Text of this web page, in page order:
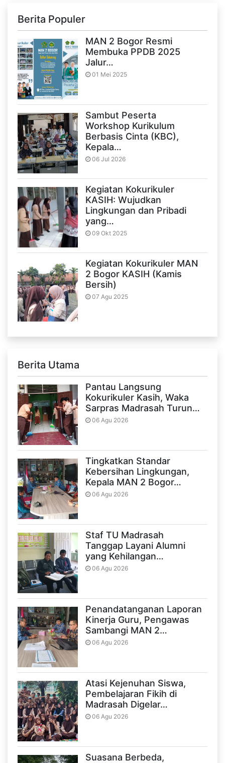
Berita Populer
MAN 2 Bogor Resmi
Membuka PPDB 2025
Jalur…
01 Mei 2025
Sambut Peserta
Workshop Kurikulum
Berbasis Cinta (KBC),
Kepala…
06 Jul 2026
Kegiatan Kokurikuler
KASIH: Wujudkan
Lingkungan dan Pribadi
yang…
09 Okt 2025
Kegiatan Kokurikuler MAN
2 Bogor KASIH (Kamis
Bersih)
07 Agu 2025
Berita Utama
Pantau Langsung
Kokurikuler Kasih, Waka
Sarpras Madrasah Turun…
06 Agu 2026
Tingkatkan Standar
Kebersihan Lingkungan,
Kepala MAN 2 Bogor…
06 Agu 2026
Staf TU Madrasah
Tanggap Layani Alumni
yang Kehilangan…
06 Agu 2026
Penandatanganan Laporan
Kinerja Guru, Pengawas
Sambangi MAN 2…
06 Agu 2026
Atasi Kejenuhan Siswa,
Pembelajaran Fikih di
Madrasah Digelar…
06 Agu 2026
Suasana Berbeda,